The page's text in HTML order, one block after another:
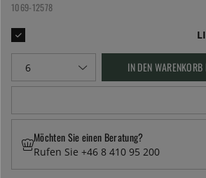
1069-12578
IN DEN WARENKORB
Möchten Sie einen Beratung?
Rufen Sie +46 8 410 95 200